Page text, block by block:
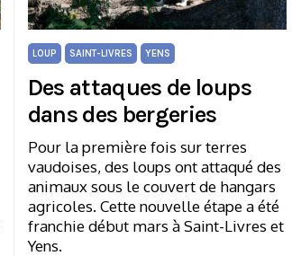
LOUP SAINT-LIVRES YENS
Des attaques de loups
dans des bergeries
Pour la première fois sur terres
vaudoises, des loups ont attaqué des
animaux sous le couvert de hangars
agricoles. Cette nouvelle étape a été
franchie début mars à Saint-Livres et
Yens.